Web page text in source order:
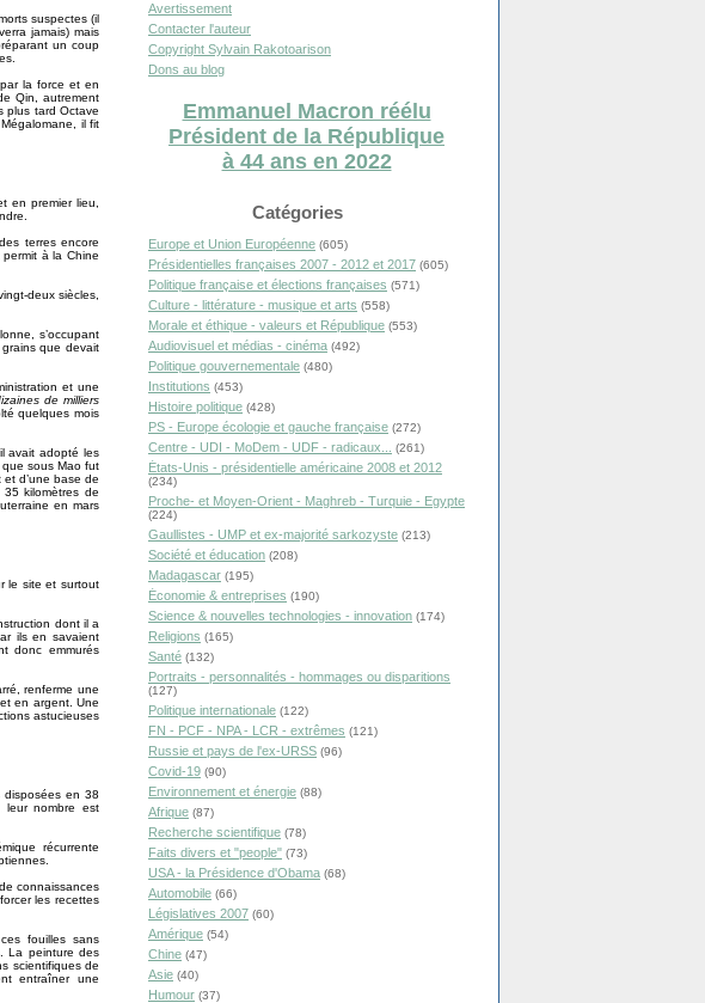
suspectes (il
jamais) mais
un coup
la force et en
Qin, autrement
plus tard Octave
il fit
en premier lieu,
terres encore
à la Chine
deux siècles,
s’occupant
que devait
et une
de milliers
quelques mois
avait adopté les
que sous Mao fut
d’une base de
kilomètres de
en mars
le site et surtout
dont il a
ils en savaient
donc emmurés
renferme une
en argent. Une
astucieuses
disposées en 38
leur nombre est
récurrente
connaissances
les recettes
fouilles sans
La peinture des
scientifiques de
entraîner une
Avertissement
Contacter l'auteur
Copyright Sylvain Rakotoarison
Dons au blog
Emmanuel Macron réélu
Président de la République
à 44 ans en 2022
Catégories
Europe et Union Européenne (605)
Présidentielles françaises 2007 - 2012 et 2017 (605)
Politique française et élections françaises (571)
Culture - littérature - musique et arts (558)
Morale et éthique - valeurs et République (553)
Audiovisuel et médias - cinéma (492)
Politique gouvernementale (480)
Institutions (453)
Histoire politique (428)
PS - Europe écologie et gauche française (272)
Centre - UDI - MoDem - UDF - radicaux... (261)
États-Unis - présidentielle américaine 2008 et 2012
(234)
Proche- et Moyen-Orient - Maghreb - Turquie - Egypte
(224)
Gaullistes - UMP et ex-majorité sarkozyste (213)
Société et éducation (208)
Madagascar (195)
Économie & entreprises (190)
Science & nouvelles technologies - innovation (174)
Religions (165)
Santé (132)
Portraits - personnalités - hommages ou disparitions
(127)
Politique internationale (122)
FN - PCF - NPA - LCR - extrêmes (121)
Russie et pays de l'ex-URSS (96)
Covid-19 (90)
Environnement et énergie (88)
Afrique (87)
Recherche scientifique (78)
Faits divers et "people" (73)
USA - la Présidence d'Obama (68)
Automobile (66)
Législatives 2007 (60)
Amérique (54)
Chine (47)
Asie (40)
Humour (37)